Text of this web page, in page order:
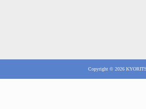
Copyright © 2026